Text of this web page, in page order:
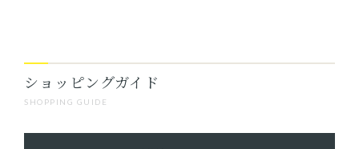
SHOPPING GUIDE
ショッピングガイド